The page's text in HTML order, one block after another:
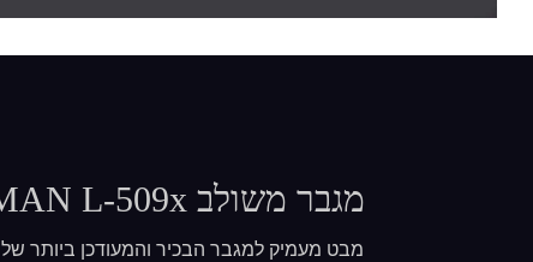
מגבר משולב LUXMAN L-509x
מבט מעמיק למגבר הבכיר והמעודכן ביותר של LUXMAN